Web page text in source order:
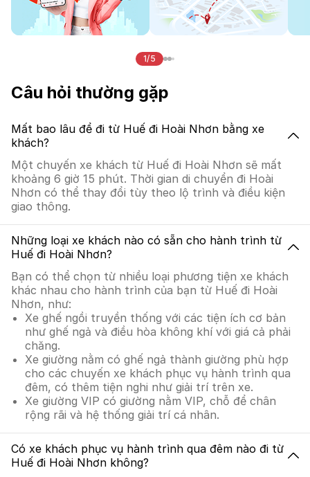
1/5
Câu hỏi thường gặp
Mất bao lâu để đi từ Huế đi Hoài Nhơn bằng xe
khách?
Một chuyến xe khách từ Huế đi Hoài Nhơn sẽ mất
khoảng 6 giờ 15 phút. Thời gian di chuyển đi Hoài
Nhơn có thể thay đổi tùy theo lộ trình và điều kiện
giao thông.
Những loại xe khách nào có sẵn cho hành trình từ
Huế đi Hoài Nhơn?
Bạn có thể chọn từ nhiều loại phương tiện xe khách
khác nhau cho hành trình của bạn từ Huế đi Hoài
Nhơn, như:
Xe ghế ngồi truyền thống với các tiện ích cơ bản
như ghế ngả và điều hòa không khí với giá cả phải
chăng.
Xe giường nằm có ghế ngả thành giường phù hợp
cho các chuyến xe khách phục vụ hành trình qua
đêm, có thêm tiện nghi như giải trí trên xe.
Xe giường VIP có giường nằm VIP, chỗ để chân
rộng rãi và hệ thống giải trí cá nhân.
Có xe khách phục vụ hành trình qua đêm nào đi từ
Huế đi Hoài Nhơn không?